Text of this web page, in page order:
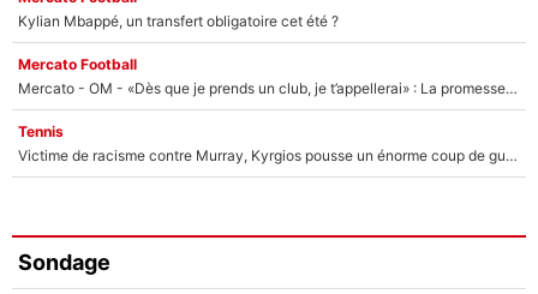
Kylian Mbappé, un transfert obligatoire cet été ?
Mercato Football
Mercato - OM - «Dès que je prends un club, je t’appellerai» : La promesse de Marcelino au moment de claquer la porte
Tennis
Victime de racisme contre Murray, Kyrgios pousse un énorme coup de gueule !
Sondage